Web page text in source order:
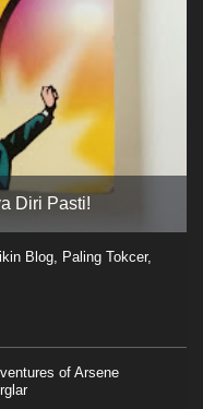
Diri Pasti!
Blog, Paling Tokcer,
of Arsene